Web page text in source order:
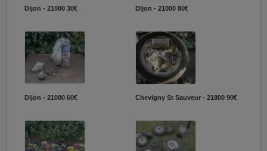
Dijon - 21000 30€ Dijon - 21000 80€
Dijon - 21000 60€ Chevigny St Sauveur - 21800 90€